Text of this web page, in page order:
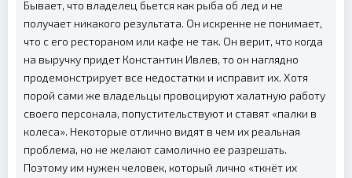
Бывает, что владелец бьется как рыба об лед и не
получает никакого результата. Он искренне не понимает,
что с его рестораном или кафе не так. Он верит, что когда
на выручку придет Константин Ивлев, то он наглядно
продемонстрирует все недостатки и исправит их. Хотя
порой сами же владельцы провоцируют халатную работу
своего персонала, попустительствуют и ставят «палки в
колеса». Некоторые отлично видят в чем их реальная
проблема, но не желают самолично ее разрешать.
Поэтому им нужен человек, который лично «ткнёт их